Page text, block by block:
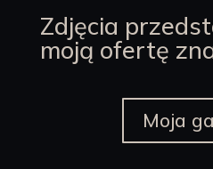
Zdjęcia
moją ofertę
Moja